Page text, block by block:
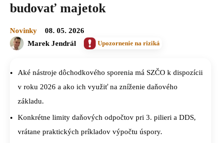
budovať majetok
Novinky
08. 05. 2026
Marek Jendrál
Upozornenie na riziká
Aké nástroje dôchodkového sporenia má SZČO k dispozícii
v roku 2026 a ako ich využiť na zníženie daňového
základu.
Konkrétne limity daňových odpočtov pri 3. pilieri a DDS,
vrátane praktických príkladov výpočtu úspory.